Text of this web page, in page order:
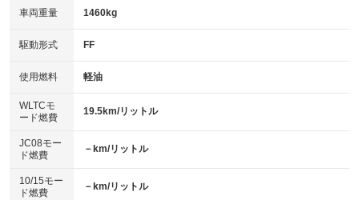
アイドリングストップ
：装備あり
USB入力端子
：装備あり
100V電源
：装備なし
センターデフロック
：装備なし
電動格納ミラー
：装備あり
キーレス
HID(キセノンライト)
：装備なし
バックカメラ
：装備あり
エアロ
：装備なし
：装備なし
パワーシート
ベンチシート
：装備なし
車両重量 1460kg
駆動形式 FF
使用燃料 軽油
WLTCモ
ード燃費
19.5km/リットル
JC08モー
ド燃費
－km/リットル
10/15モー
ド燃費
－km/リットル